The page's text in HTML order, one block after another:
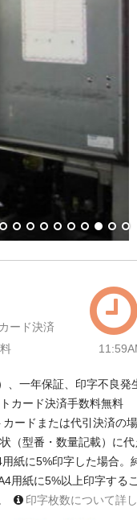
ード決済
一年保証、印字不良
カード決済手数料無料
ードまたは代引決済の場
型番・数量記載）に代
紙に5%印字した場合
用紙に5%以上印字する
印字枚数について詳し